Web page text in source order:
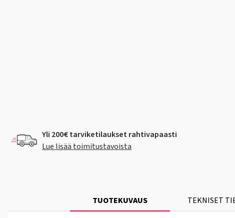
Yli 200€ tarviketilaukset rahtivapaasti
Lue lisää toimitustavoista
TUOTEKUVAUS TEKNISET